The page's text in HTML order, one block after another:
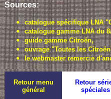
Sources:
catalogue spécifique LNA
catalogue gamme LNA du
guide gamme Citroën,
ouvrage "Toutes les
le webmaster remercie
Retour menu
général
Retour
spéciales